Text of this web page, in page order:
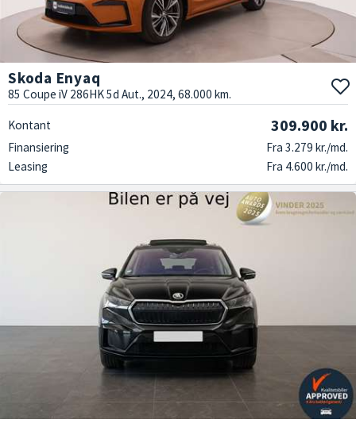
Skoda Enyaq
85 Coupe iV 286HK 5d Aut., 2024, 68.000 km.
Kontant 309.900 kr.
Finansiering
Fra 3.279 kr./md.
Leasing
Fra 4.600 kr./md.